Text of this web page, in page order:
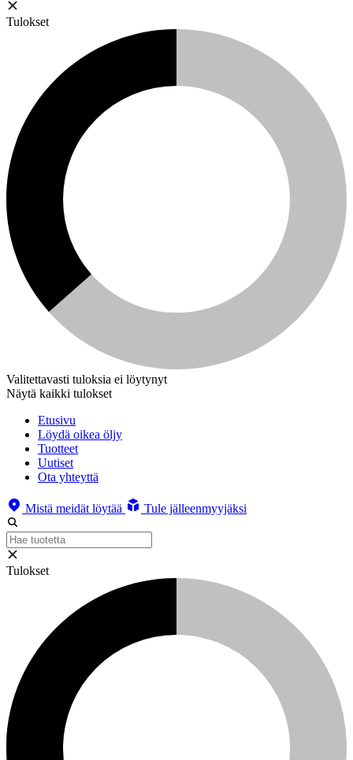
Tulokset
Valitettavasti tuloksia ei löytynyt
Näytä kaikki tulokset
Etusivu
Löydä oikea öljy
Tuotteet
Uutiset
Ota yhteyttä
Mistä meidät löytää Tule jälleenmyyjäksi
Tulokset